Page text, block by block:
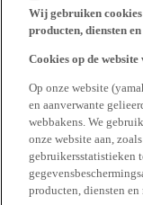
Wij gebruiken cookies
producten, diensten
Cookies op de
Op onze website
en aanverwante
webbakens. We
onze website aan,
gebruikersstatistieken
producten, diensten